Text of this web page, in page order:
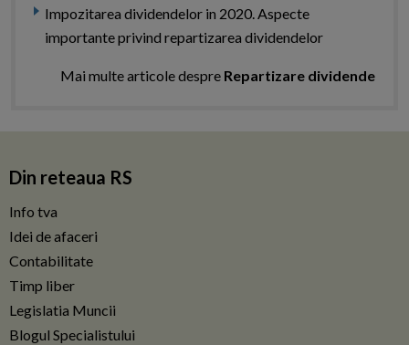
Impozitarea dividendelor in 2020. Aspecte
importante privind repartizarea dividendelor
Mai multe articole despre Repartizare dividende
Din reteaua RS
Info tva
Idei de afaceri
Contabilitate
Timp liber
Legislatia Muncii
Blogul Specialistului